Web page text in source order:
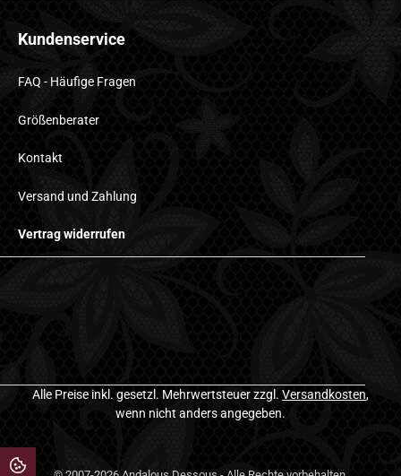
Kundenservice
FAQ - Häufige Fragen
Größenberater
Kontakt
Versand und Zahlung
Vertrag widerrufen
Alle Preise inkl. gesetzl. Mehrwertsteuer zzgl. Versandkosten,
wenn nicht anders angegeben.